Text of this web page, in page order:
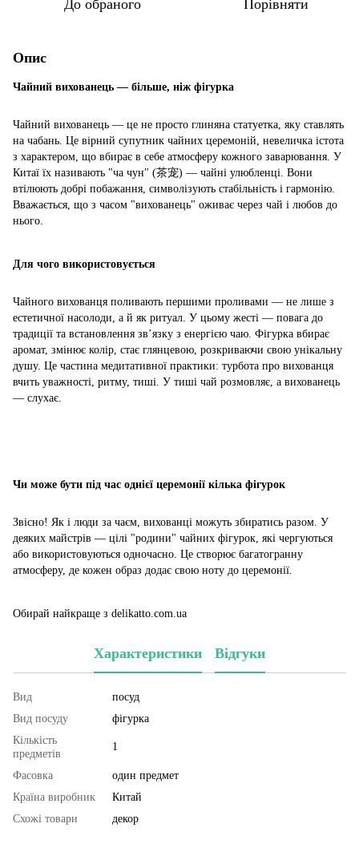
До обраного Порівняти
Опис
Чайний вихованець — більше, ніж фігурка
Чайний вихованець — це не просто глиняна статуетка, яку ставлять
на чабань. Це вірний супутник чайних церемоній, невеличка істота
з характером, що вбирає в себе атмосферу кожного заварювання. У
Китаї їх називають "ча чун" (茶宠) — чайні улюбленці. Вони
втілюють добрі побажання, символізують стабільність і гармонію.
Вважається, що з часом "вихованець" оживає через чай і любов до
нього.
Для чого використовується
Чайного вихованця поливають першими проливами — не лише з
естетичної насолоди, а й як ритуал. У цьому жесті — повага до
традиції та встановлення зв’язку з енергією чаю. Фігурка вбирає
аромат, змінює колір, стає глянцевою, розкриваючи свою унікальну
душу. Це частина медитативної практики: турбота про вихованця
вчить уважності, ритму, тиші. У тиші чай розмовляє, а вихованець
— слухає.
Чи може бути під час однієї церемонії кілька фігурок
Звісно! Як і люди за чаєм, вихованці можуть збиратись разом. У
деяких майстрів — цілі "родини" чайних фігурок, які чергуються
або використовуються одночасно. Це створює багатогранну
атмосферу, де кожен образ додає свою ноту до церемонії.
Обирай найкраще з delikatto.com.ua
Характеристики Відгуки
Вид
посуд
Вид посуду
фігурка
Кількість
предметів
1
Фасовка
один предмет
Країна виробник
Китай
Схожі товари
декор